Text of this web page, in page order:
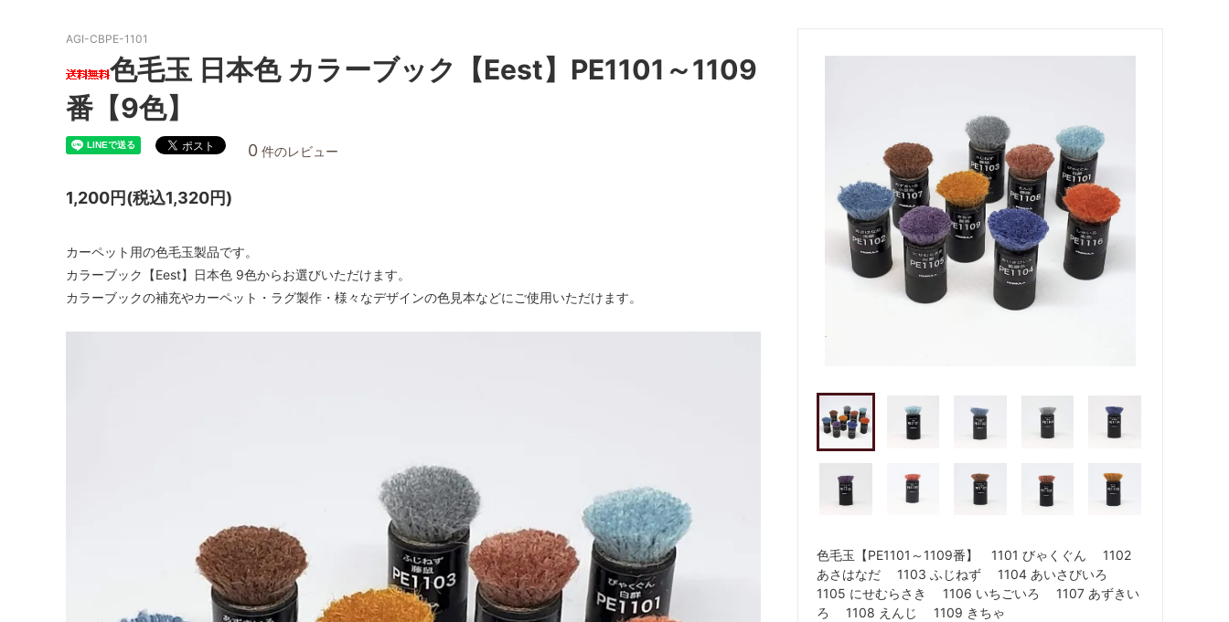
色毛玉【PE1101～1109番】 1101 びゃくぐん 1102
あさはなだ 1103 ふじねず 1104 あいさびいろ
1105 にせむらさき 1106 いちごいろ 1107 あずきい
ろ 1108 えんじ 1109 きちゃ
AGI-CBPE-1101
色毛玉 日本色 カラーブック【Eest】PE1101～1109
番【9色】
0 件のレビュー
1,200円(税込1,320円)
カーペット用の色毛玉製品です。
カラーブック【Eest】日本色 9色からお選びいただけます。
カラーブックの補充やカーペット・ラグ製作・様々なデザインの色見本などにご使用いただけます。